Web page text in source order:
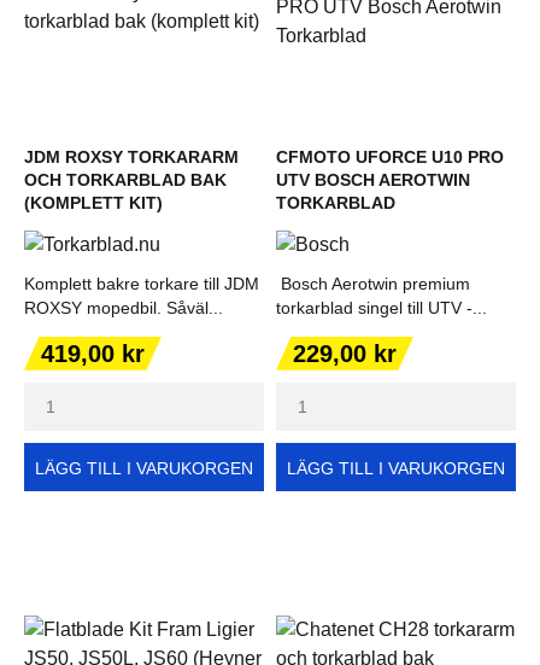
JDM ROXSY TORKARARM
OCH TORKARBLAD BAK
(KOMPLETT KIT)
Komplett bakre torkare till JDM
ROXSY mopedbil. Såväl...
Pris
419,00 kr
LÄGG TILL I VARUKORGEN
CFMOTO UFORCE U10 PRO
UTV BOSCH AEROTWIN
TORKARBLAD
Bosch Aerotwin premium
torkarblad singel till UTV -...
Pris
229,00 kr
LÄGG TILL I VARUKORGEN